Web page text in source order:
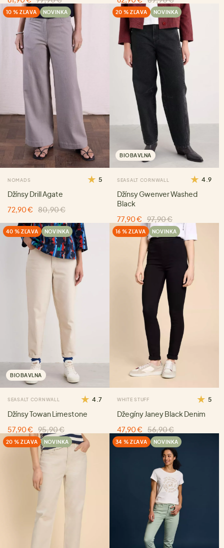
10 % ZĽAVA NOVINKA
NOMADS 5
Džínsy Drill Agate
72,90 €
80,90 €
20 % ZĽAVA NOVINKA
BIOBAVLNA
SEASALT CORNWALL 4.9
Džínsy Gwenver Washed
Black
77,90 €
97,90 €
40 % ZĽAVA NOVINKA
BIOBAVLNA
SEASALT CORNWALL 4.7
Džínsy Towan Limestone
57,90 €
95,90 €
16 % ZĽAVA NOVINKA
WHITE STUFF 5
Džegíny Janey Black Denim
47,90 €
56,90 €
20 % ZĽAVA NOVINKA 34 % ZĽAVA NOVINKA